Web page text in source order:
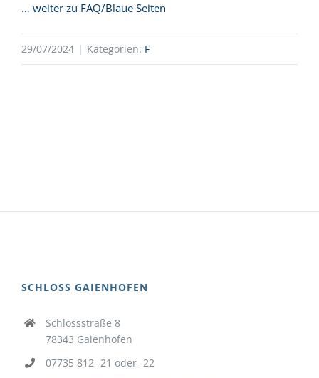
… weiter zu FAQ/Blaue Seiten
29/07/2024 | Kategorien: F
SCHLOSS GAIENHOFEN
Schlossstraße 8
78343 Gaienhofen
07735 812 -21 oder -22